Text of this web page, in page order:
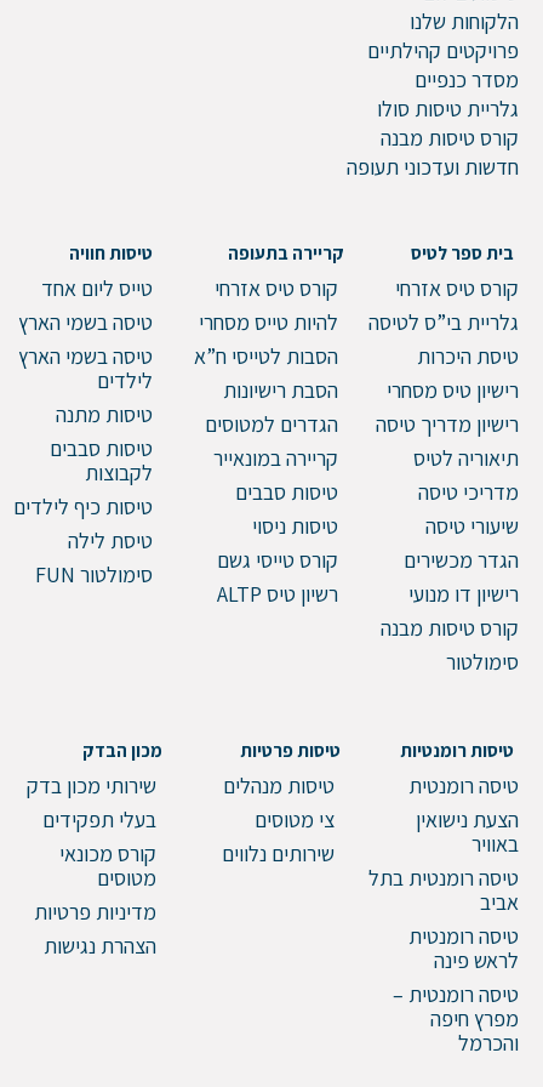
הלקוחות שלנו
פרויקטים קהילתיים
מסדר כנפיים
גלריית טיסות סולו
קורס טיסות מבנה
חדשות ועדכוני תעופה
בית ספר לטיס
קורס טיס אזרחי
גלריית בי”ס לטיסה
טיסת היכרות
רישיון טיס מסחרי
רישיון מדריך טיסה
תיאוריה לטיס
מדריכי טיסה
שיעורי טיסה
הגדר מכשירים
רישיון דו מנועי
קורס טיסות מבנה
סימולטור
קריירה בתעופה
קורס טיס אזרחי
להיות טייס מסחרי
הסבות לטייסי ח”א
הסבת רישיונות
הגדרים למטוסים
קריירה במונאייר
טיסות סבבים
טיסות ניסוי
קורס טייסי גשם
רשיון טיס ALTP
טיסות חוויה
טייס ליום אחד
טיסה בשמי הארץ
טיסה בשמי הארץ
לילדים
טיסות מתנה
טיסות סבבים
לקבוצות
טיסות כיף לילדים
טיסת לילה
סימולטור FUN
טיסות רומנטיות
טיסה רומנטית
הצעת נישואין
באוויר
טיסה רומנטית בתל
אביב
טיסה רומנטית
לראש פינה
טיסה רומנטית –
מפרץ חיפה
והכרמל
טיסות פרטיות
טיסות מנהלים
צי מטוסים
שירותים נלווים
מכון הבדק
שירותי מכון בדק
בעלי תפקידים
קורס מכונאי
מטוסים
מדיניות פרטיות
הצהרת נגישות
דוא"ל
טלפון
הערות ושאלות
שלח הודעה